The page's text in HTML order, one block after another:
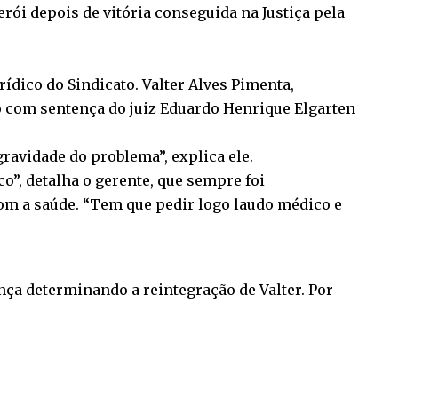
depois de vitória conseguida na Justiça pela
do Sindicato. Valter Alves Pimenta,
sentença do juiz Eduardo Henrique Elgarten
do problema”, explica ele.
detalha o gerente, que sempre foi
a saúde. “Tem que pedir logo laudo médico e
determinando a reintegração de Valter. Por